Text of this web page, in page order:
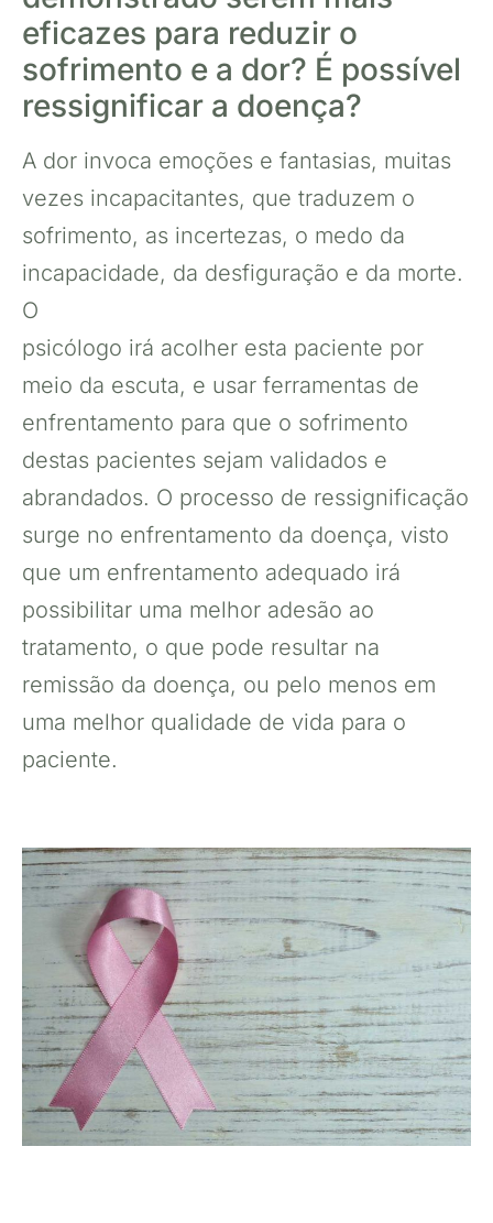
eficazes para reduzir o
sofrimento e a dor? É possível
ressignificar a doença?
A dor invoca emoções e fantasias, muitas
vezes incapacitantes, que traduzem o
sofrimento, as incertezas, o medo da
incapacidade, da desfiguração e da morte.
O
psicólogo irá acolher esta paciente por
meio da escuta, e usar ferramentas de
enfrentamento para que o sofrimento
destas pacientes sejam validados e
abrandados. O processo de ressignificação
surge no enfrentamento da doença, visto
que um enfrentamento adequado irá
possibilitar uma melhor adesão ao
tratamento, o que pode resultar na
remissão da doença, ou pelo menos em
uma melhor qualidade de vida para o
paciente.